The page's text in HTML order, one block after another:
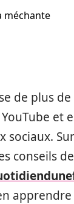
méchante
de plus de
et
sociaux.
conseils
apprendre